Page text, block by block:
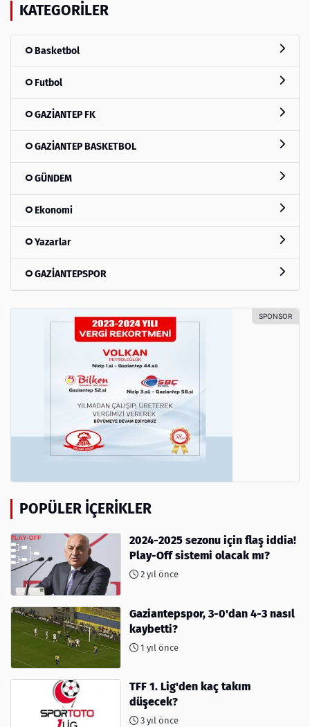
KATEGORILER
Basketbol
Futbol
GAZİANTEP FK
GAZİANTEP BASKETBOL
GÜNDEM
Ekonomi
Yazarlar
GAZİANTEPSPOR
POPÜLER İÇERIKLER
2024-2025 sezonu için flaş iddia!
Play-Off sistemi olacak mı?
2 yıl önce
Gaziantepspor, 3-0'dan 4-3 nasıl
kaybetti?
1 yıl önce
TFF 1. Lig'den kaç takım
düşecek?
3 yıl önce